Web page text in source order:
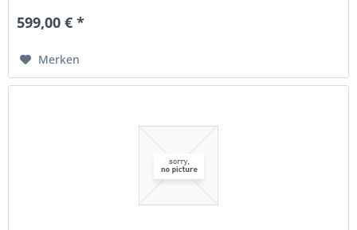
599,00 € *
Merken